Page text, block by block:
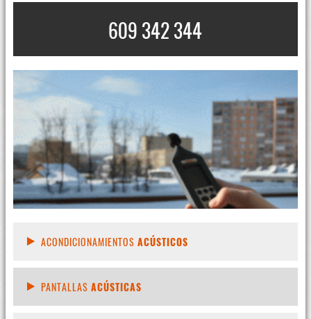
609 342 344
ACONDICIONAMIENTOS ACÚSTICOS
PANTALLAS ACÚSTICAS